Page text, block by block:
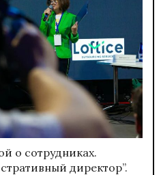
о сотрудниках.
директор”.